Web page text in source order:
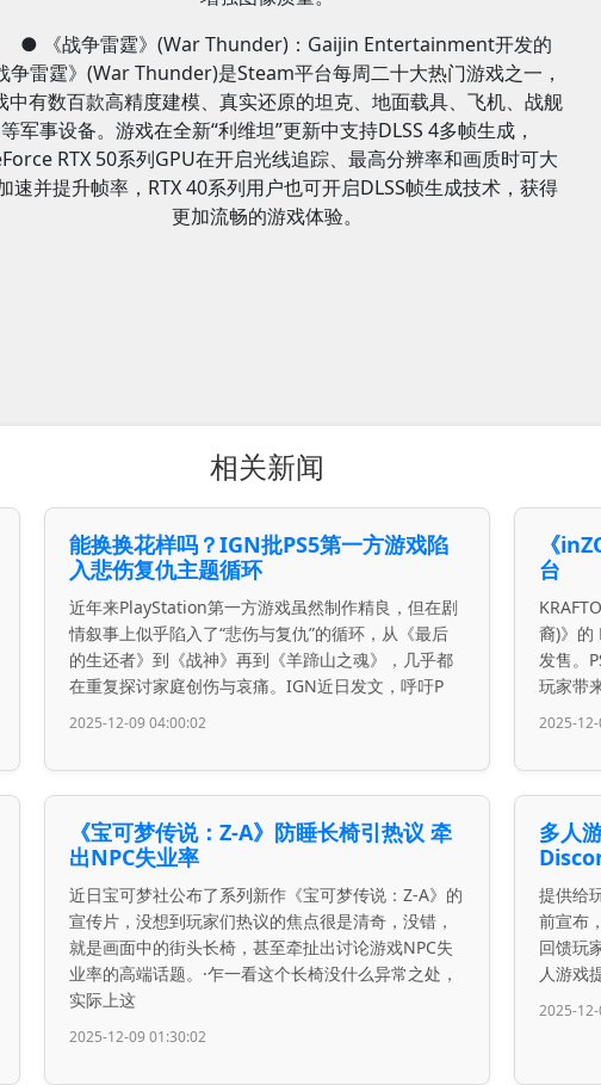
● 《战争雷霆》(War Thunder)：Gaijin Entertainment开发的
争雷霆》(War Thunder)是Steam平台每周二十大热门游戏之一，
中有数百款高精度建模、真实还原的坦克、地面载具、飞机、战舰
等军事设备。游戏在全新“利维坦”更新中支持DLSS 4多帧生成，
RTX 50系列GPU在开启光线追踪、最高分辨率和画质时可大
速并提升帧率，RTX 40系列用户也可开启DLSS帧生成技术，获得
更加流畅的游戏体验。
相关新闻
能换换花样吗？IGN批PS5第一方游戏陷
入悲伤复仇主题循环
近年来PlayStation第一方游戏虽然制作精良，但在剧
情叙事上似乎陷入了“悲伤与复仇”的循环，从《最后
的生还者》到《战神》再到《羊蹄山之魂》，几乎都
在重复探讨家庭创伤与哀痛。IGN近日发文，呼吁P
2025-12-09 04:00:02
《
台
裔)》的
发售。
玩家带
2025-
《宝可梦传说：Z-A》防睡长椅引热议 牵
出NPC失业率
近日宝可梦社公布了系列新作《宝可梦传说：Z-A》的
宣传片，没想到玩家们热议的焦点很是清奇，没错，
就是画面中的街头长椅，甚至牵扯出讨论游戏NPC失
业率的高端话题。·乍一看这个长椅没什么异常之处，
实际上这
2025-12-09 01:30:02
多人
提供给
前宣布
回馈玩
人游戏
2025-